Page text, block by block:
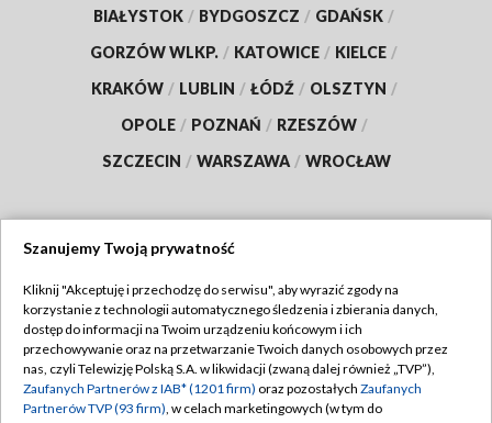
BIAŁYSTOK / BYDGOSZCZ / GDAŃSK /
GORZÓW WLKP. / KATOWICE / KIELCE /
KRAKÓW / LUBLIN / ŁÓDŹ / OLSZTYN /
OPOLE / POZNAŃ / RZESZÓW /
SZCZECIN / WARSZAWA / WROCŁAW
TVP
Abonament TVP
Emisja w TVP
Regulamin TVP
Polityka prywatności
Szanujemy Twoją prywatność
Kliknij "Akceptuję i przechodzę do serwisu", aby wyrazić zgody na
korzystanie z technologii automatycznego śledzenia i zbierania danych,
dostęp do informacji na Twoim urządzeniu końcowym i ich
przechowywanie oraz na przetwarzanie Twoich danych osobowych przez
nas, czyli Telewizję Polską S.A. w likwidacji (zwaną dalej również „TVP”),
Zaufanych Partnerów z IAB* (1201 firm) oraz pozostałych Zaufanych
Partnerów TVP (93 firm), w celach marketingowych (w tym do